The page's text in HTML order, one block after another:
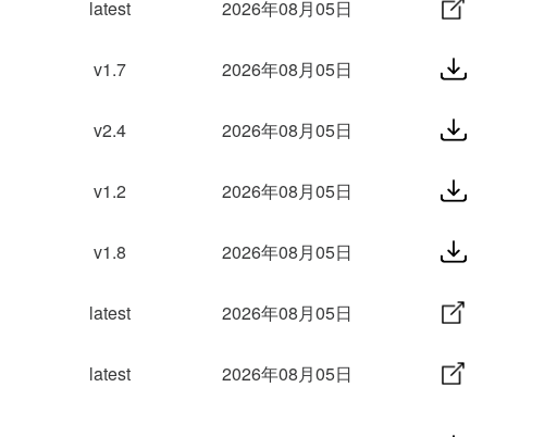
latest 2026年08月05日
v1.7 2026年08月05日
v2.4 2026年08月05日
v1.2 2026年08月05日
v1.8 2026年08月05日
latest 2026年08月05日
latest 2026年08月05日